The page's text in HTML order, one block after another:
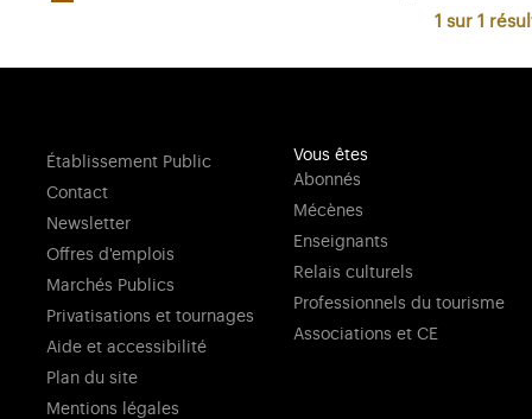
1 sur 1
Établissement Public
Contact
Newsletter
Offres d'emplois
Marchés Publics
Privatisations et tournages
Aide et accessibilité
Plan du site
Mentions légales
Vous êtes
Abonnés
Mécènes
Enseignants
Relais culturels
Professionnels du tourisme
Associations et CE